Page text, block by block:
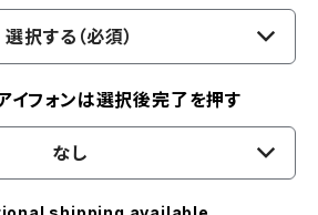
選択する（必須）
フォンは選択後完了を押す
なし